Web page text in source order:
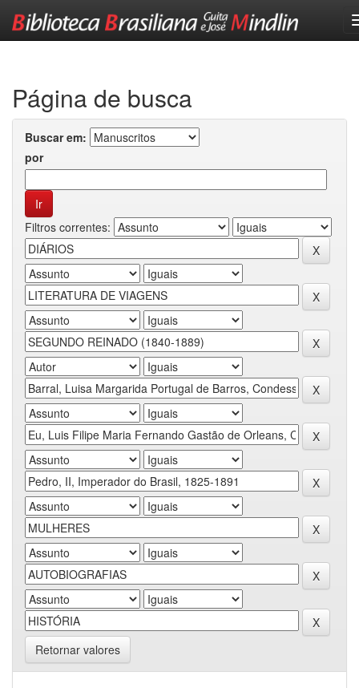
Página de busca
Buscar em:
por
Filtros correntes:
Retornar valores